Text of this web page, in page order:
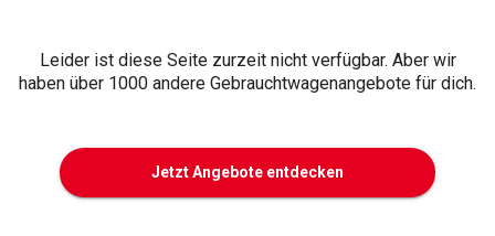
Leider ist diese Seite zurzeit nicht verfügbar. Aber wir
haben über 1000 andere Gebrauchtwagenangebote für dich.
Jetzt Angebote entdecken